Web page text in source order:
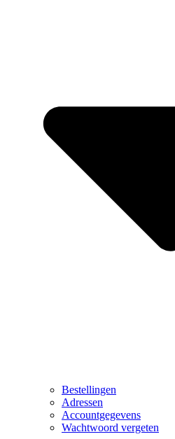
Bestellingen
Adressen
Accountgegevens
Wachtwoord vergeten